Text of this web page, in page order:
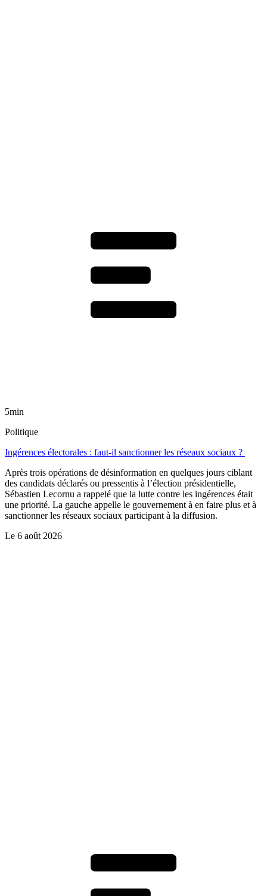
5min
Politique
Ingérences électorales : faut-il sanctionner les réseaux sociaux ?
Après trois opérations de désinformation en quelques jours ciblant
des candidats déclarés ou pressentis à l’élection présidentielle,
Sébastien Lecornu a rappelé que la lutte contre les ingérences était
une priorité. La gauche appelle le gouvernement à en faire plus et à
sanctionner les réseaux sociaux participant à la diffusion.
Le 6 août 2026